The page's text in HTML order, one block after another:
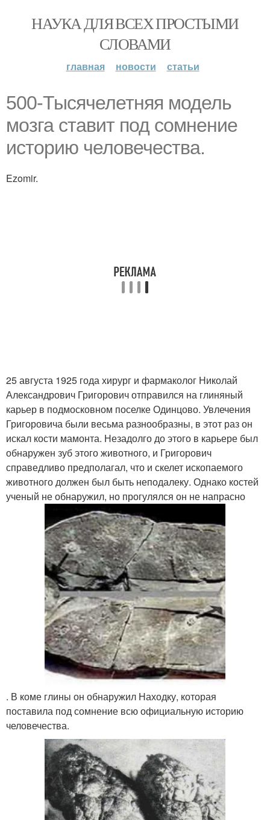
НАУКА ДЛЯ ВСЕХ ПРОСТЫМИ
СЛОВАМИ
главная новости статьи
500-Тысячелетняя модель
мозга ставит под сомнение
историю человечества.
Ezomir.
25 августа 1925 года хирург и фармаколог Николай
Александрович Григорович отправился на глиняный
карьер в подмосковном поселке Одинцово. Увлечения
Григоровича были весьма разнообразны, в этот раз он
искал кости мамонта. Незадолго до этого в карьере был
обнаружен зуб этого животного, и Григорович
справедливо предполагал, что и скелет ископаемого
животного должен был быть неподалеку. Однако костей
ученый не обнаружил, но прогулялся он не напрасно
. В коме глины он обнаружил Находку, которая
поставила под сомнение всю официальную историю
человечества.